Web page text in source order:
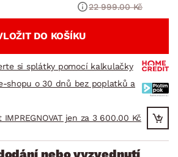
22 999.00 Kč
DO KOŠÍKU
si splátky pomocí kalkulačky
shopu o 30 dnů bez poplatků a
jen za 3 600.00 Kč
nebo vyzvednutí